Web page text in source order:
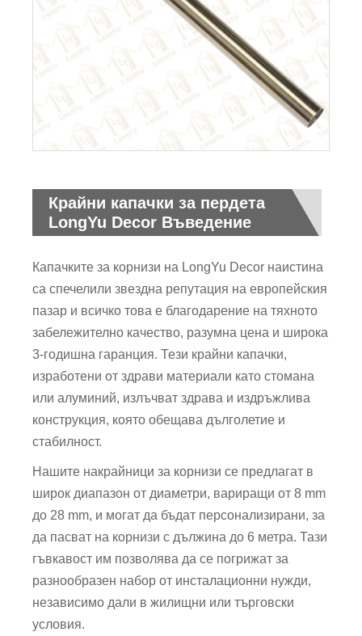
Крайни капачки за пердета
LongYu Decor Въведение
Капачките за корнизи на LongYu Decor наистина
са спечелили звездна репутация на европейския
пазар и всичко това е благодарение на тяхното
забележително качество, разумна цена и широка
3-годишна гаранция. Тези крайни капачки,
изработени от здрави материали като стомана
или алуминий, излъчват здрава и издръжлива
конструкция, която обещава дълголетие и
стабилност.
Нашите накрайници за корнизи се предлагат в
широк диапазон от диаметри, вариращи от 8 mm
до 28 mm, и могат да бъдат персонализирани, за
да пасват на корнизи с дължина до 6 метра. Тази
гъвкавост им позволява да се погрижат за
разнообразен набор от инсталационни нужди,
независимо дали в жилищни или търговски
условия.